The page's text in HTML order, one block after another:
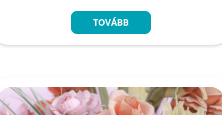
TOVÁBB